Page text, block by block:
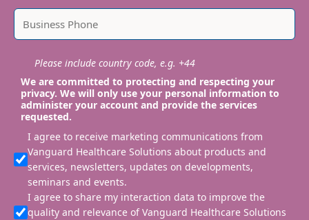
Please include country code, e.g. +44
We are committed to protecting and respecting your
privacy. We will only use your personal information to
administer your account and provide the services
requested.
I agree to receive marketing communications from
Vanguard Healthcare Solutions about products and
services, newsletters, updates on developments,
seminars and events.
I agree to share my interaction data to improve the
quality and relevance of Vanguard Healthcare Solutions